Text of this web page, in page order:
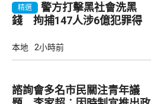
精選
警方打擊黑社會洗黑
錢 拘捕147人涉6億犯罪得
本地 2小時前
諮詢會多名市民關注青年議